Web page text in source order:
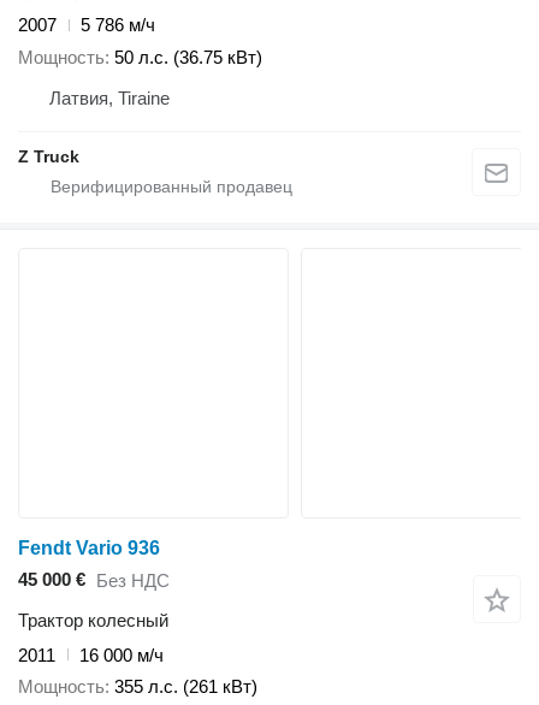
2007
5 786 м/ч
Мощность 50 л.с. (36.75 кВт)
Латвия, Tiraine
Z Truck
Fendt Vario 936
45 000 €
Без НДС
Трактор колесный
2011
16 000 м/ч
Мощность 355 л.с. (261 кВт)